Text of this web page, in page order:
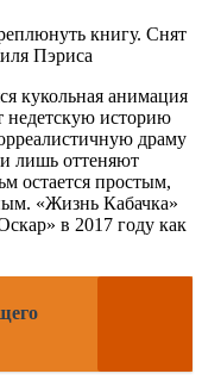
Снят
Пэриса
кукольная анимация
недетскую историю
драму
лишь оттеняют
остается простым,
«Жизнь Кабачка»
в 2017 году как